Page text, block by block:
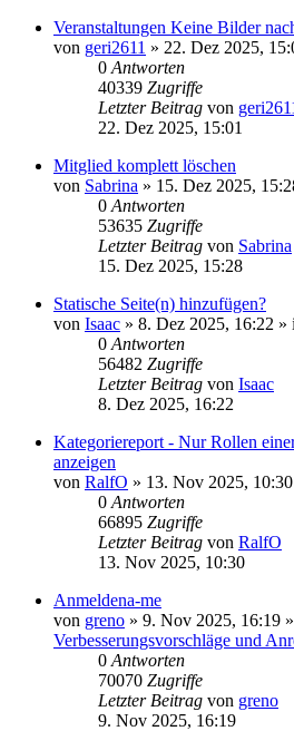
Veranstaltungen Keine Bilder
von geri2611 » 22. Dez 2025,
0 Antworten
40339 Zugriffe
Letzter Beitrag von
22. Dez 2025, 15:01
Mitglied komplett löschen
von Sabrina » 15. Dez 2025,
0 Antworten
53635 Zugriffe
Letzter Beitrag von Sabrina
15. Dez 2025, 15:28
Statische Seite(n) hinzufügen?
von Isaac » 8. Dez 2025, 16:22 »
0 Antworten
56482 Zugriffe
Letzter Beitrag von Isaac
8. Dez 2025, 16:22
Kategoriereport - Nur Rollen
anzeigen
von RalfO » 13. Nov 2025, 10:30
0 Antworten
66895 Zugriffe
Letzter Beitrag von RalfO
13. Nov 2025, 10:30
Anmeldena-me
von greno » 9. Nov 2025, 16:19
Verbesserungsvorschläge und
0 Antworten
70070 Zugriffe
Letzter Beitrag von greno
9. Nov 2025, 16:19